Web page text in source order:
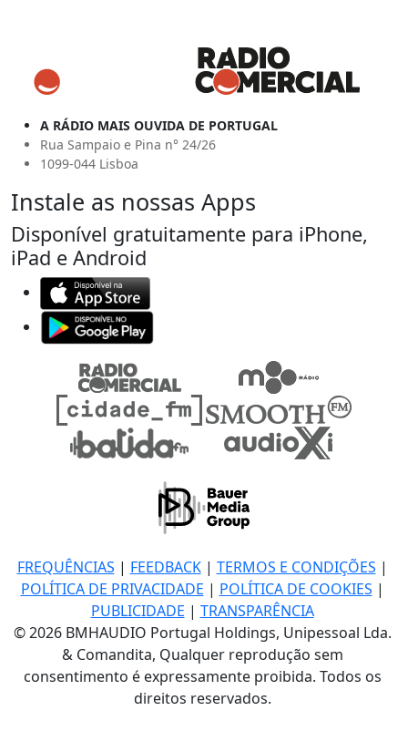
A RÁDIO MAIS OUVIDA DE PORTUGAL
Rua Sampaio e Pina n° 24/26
1099-044 Lisboa
Instale as nossas Apps
Disponível gratuitamente para iPhone,
iPad e Android
FREQUÊNCIAS | FEEDBACK| TERMOS E CONDIÇÕES |
POLÍTICA DE PRIVACIDADE | POLÍTICA DE COOKIES |
PUBLICIDADE | TRANSPARÊNCIA
© 2026 BMHAUDIO Portugal Holdings, Unipessoal Lda.
& Comandita, Qualquer reprodução sem
consentimento é expressamente proibida. Todos os
direitos reservados.